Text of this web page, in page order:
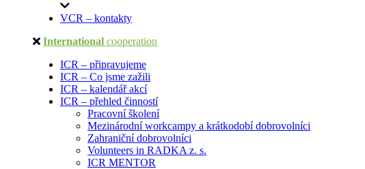
VCR – kontakty
International cooperation
ICR – připravujeme
ICR – Co jsme zažili
ICR – kalendář akcí
ICR – přehled činností
Pracovní školení
Mezinárodní workcampy a krátkodobí dobrovolníci
Zahraniční dobrovolníci
Volunteers in RADKA z. s.
ICR MENTOR